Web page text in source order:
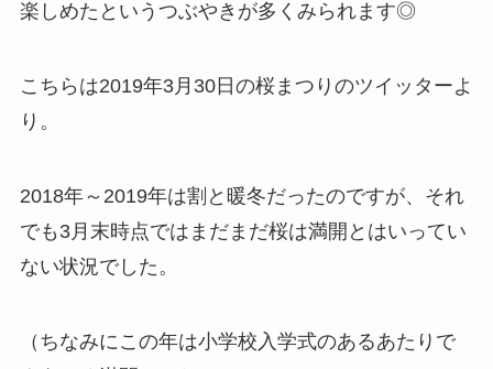
楽しめたというつぶやきが多くみられます◎
こちらは2019年3月30日の桜まつりのツイッターよ
り。
2018年～2019年は割と暖冬だったのですが、それ
でも3月末時点ではまだまだ桜は満開とはいってい
ない状況でした。
（ちなみにこの年は小学校入学式のあるあたりで